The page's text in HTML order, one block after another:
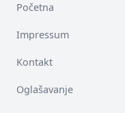
Početna
Impressum
Kontakt
Oglašavanje